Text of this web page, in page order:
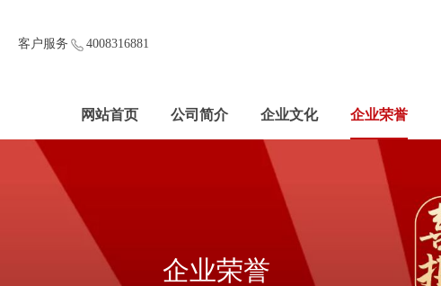
客户服务 4008316881
网站首页 公司简介 企业文化 企业荣誉
企业荣誉